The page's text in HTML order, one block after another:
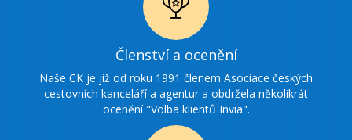
Ikonka
ocenění
Členství a ocenění
Naše CK je již od roku 1991 členem Asociace českých
cestovních kanceláří a agentur a obdržela několikrát
ocenění "Volba klientů Invia".